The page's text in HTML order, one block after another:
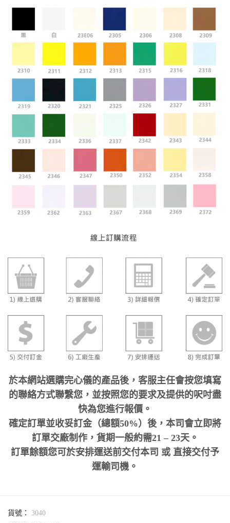
於本網站選購完心儀的產品後，客服主任會按您填寫
的聯絡方式聯繫您，並按照您的要求及提供的呎吋盡
快為您進行報價。
確定訂單並收妥訂金（總額50%）後，本司會立即將
訂單交廠制作，貨期一般約需21 – 23天。
訂單餘額您可於安排運送前交付本司 或 直接交付予
運輸司機。
貨號： 3040